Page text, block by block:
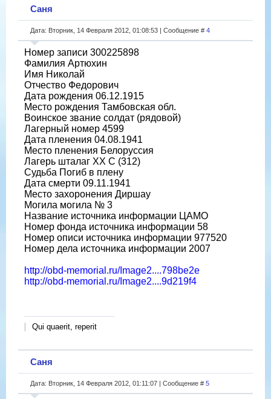
Саня
Дата: Вторник, 14 Февраля 2012, 01:08:53 | Сообщение # 4
Номер записи 300225898
Фамилия Артюхин
Имя Николай
Отчество Федорович
Дата рождения 06.12.1915
Место рождения Тамбовская обл.
Воинское звание солдат (рядовой)
Лагерный номер 4599
Дата пленения 04.08.1941
Место пленения Белоруссия
Лагерь шталаг XX C (312)
Судьба Погиб в плену
Дата смерти 09.11.1941
Место захоронения Диршау
Могила могила № 3
Название источника информации ЦАМО
Номер фонда источника информации 58
Номер описи источника информации 977520
Номер дела источника информации 2007
http://obd-memorial.ru/Image2....798be2e
http://obd-memorial.ru/Image2....9d219f4
Qui quaerit, reperit
Саня
Дата: Вторник, 14 Февраля 2012, 01:11:07 | Сообщение # 5